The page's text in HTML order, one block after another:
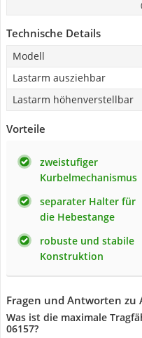
Technische Details
Modell
Lastarm ausziehbar
Lastarm höhenverstellbar
Vorteile
zweistufiger
Kurbelmechanismus
separater Halter für
die Hebestange
robuste und stabile
Konstruktion
Fragen und Antworten zu
Was ist die maximale
06157?